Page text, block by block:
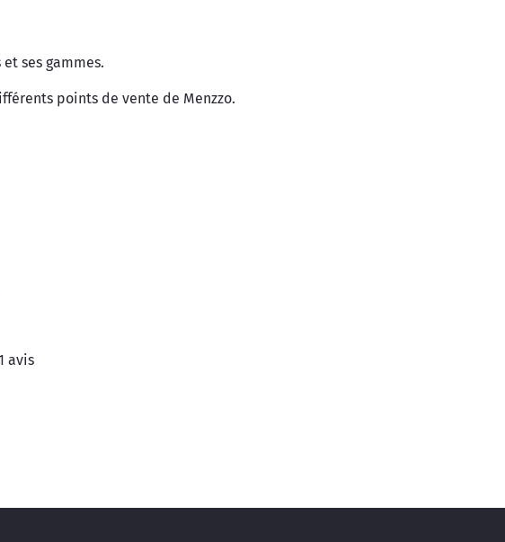
ses gammes.
points de vente de Menzzo.
avis